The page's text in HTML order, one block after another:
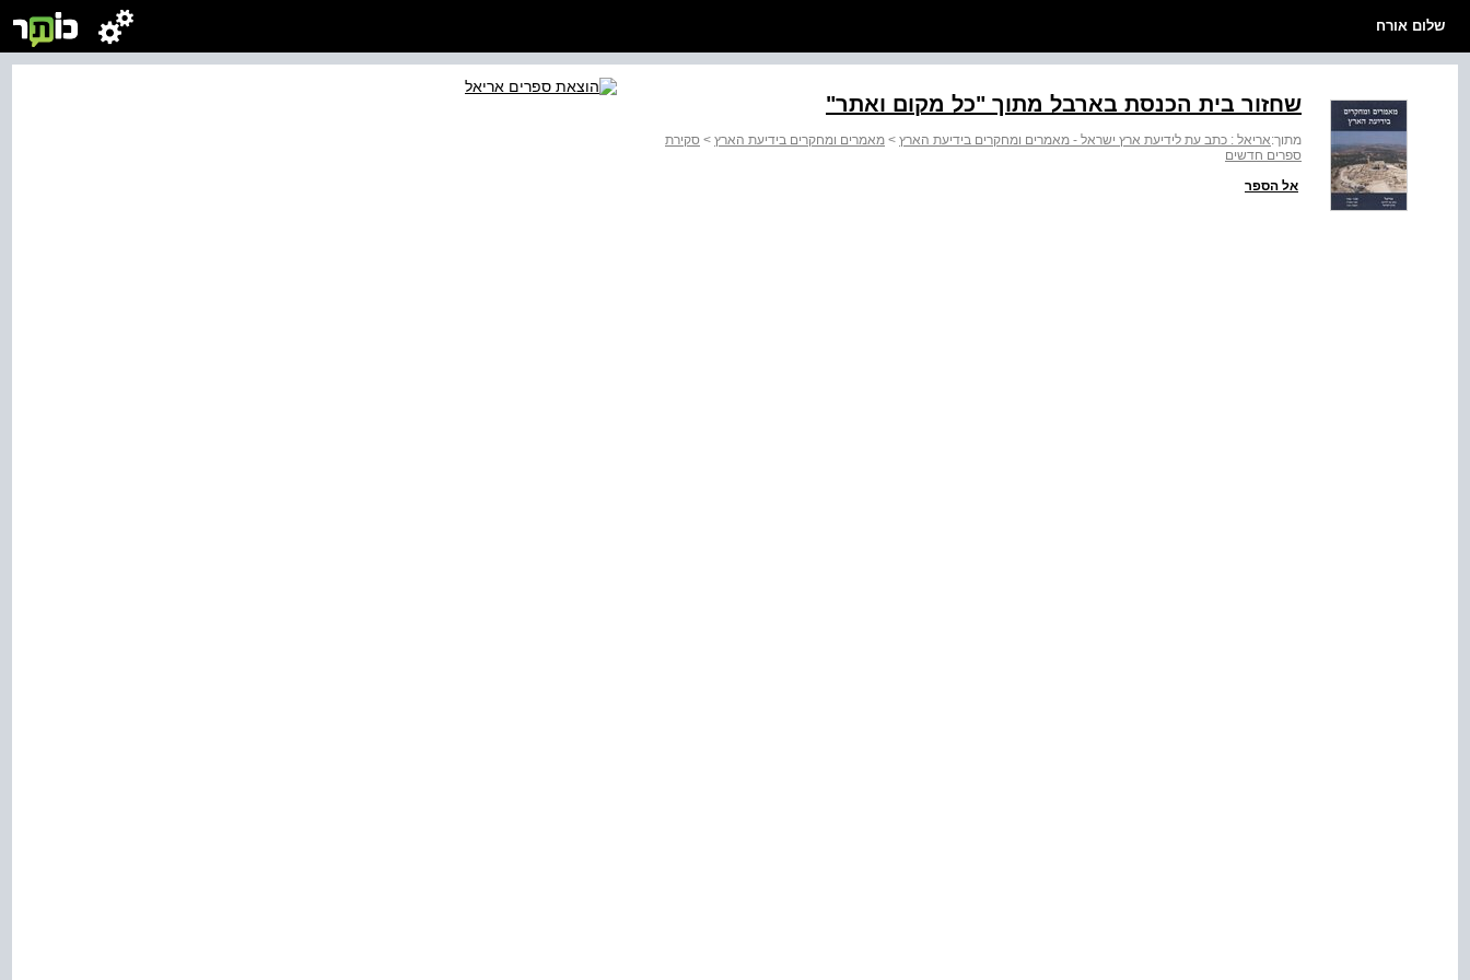
שלום אורח
שחזור בית הכנסת בארבל מתוך "כל מקום ואתר"
מתוך:אריאל : כתב עת לידיעת ארץ ישראל - מאמרים ומחקרים בידיעת הארץ > מאמרים ומחקרים בידיעת הארץ > סקירת
ספרים חדשים
אל הספר